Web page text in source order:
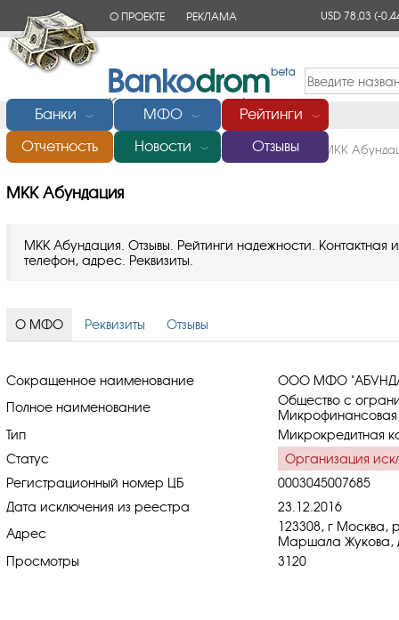
О ПРОЕКТЕ РЕКЛАМА USD 78,03(-
Банки ﹀ МФО ﹀ Рейтинги ﹀
Отчетность Новости ﹀ Отзывы
Главная/Микрофинансовые организации (МФО) МКК
МКК Абундация
МКК Абундация. Отзывы. Рейтинги надежности.
телефон, адрес. Реквизиты.
О МФО Реквизиты Отзывы
Сокращенное наименование
ООО МФО
Полное наименование
Общество с
Тип
Микрокредитная
Статус
Организация
Регистрационный номер ЦБ
0003045007685
Дата исключения из реестра
23.12.2016
Адрес
123308, г Москва,
Маршала Жукова,
Просмотры
3120